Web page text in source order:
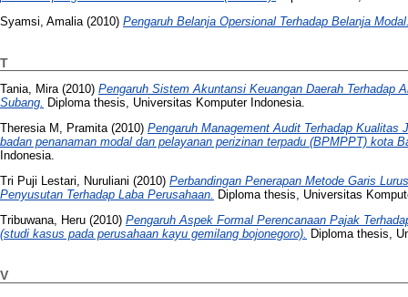
Syamsi, Amalia (2010) Pengaruh Belanja Opersional Terhadap Belanja
T
Tania, Mira(2010) Pengaruh Sistem Akuntansi Keuangan Daerah Terhadap
Subang. Diploma thesis, Universitas Komputer Indonesia.
Theresia M, Pramita(2010) Pengaruh Management Audit Terhadap
badan penanaman modal dan pelayanan perizinan terpadu (BPMPPT) kota
Indonesia.
Tri Puji Lestari, Nuruliani (2010) Perbandingan Penerapan Metode Garis
Penyusutan Terhadap Laba Perusahaan. Diploma thesis, Universitas
Tribuwana, Heru (2010) Pengaruh Aspek Formal Perencanaan Pajak
(studi kasus pada perusahaan kayu gemilang bojonegoro).
Diploma thesis,
V